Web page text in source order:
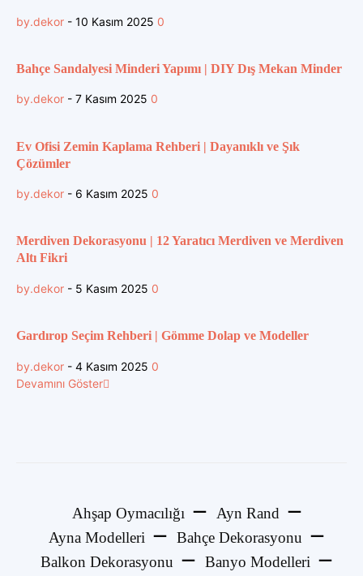
by.dekor - 10 Kasım 2025 0
Bahçe Sandalyesi Minderi Yapımı | DIY Dış Mekan Minder
by.dekor - 7 Kasım 2025 0
Ev Ofisi Zemin Kaplama Rehberi | Dayanıklı ve Şık
Çözümler
by.dekor - 6 Kasım 2025 0
Merdiven Dekorasyonu | 12 Yaratıcı Merdiven ve Merdiven
Altı Fikri
by.dekor - 5 Kasım 2025 0
Gardırop Seçim Rehberi | Gömme Dolap ve Modeller
by.dekor - 4 Kasım 2025 0
Devamını Göster
Ahşap Oymacılığı
Ayn Rand
Ayna Modelleri
Bahçe Dekorasyonu
Balkon Dekorasyonu
Banyo Modelleri